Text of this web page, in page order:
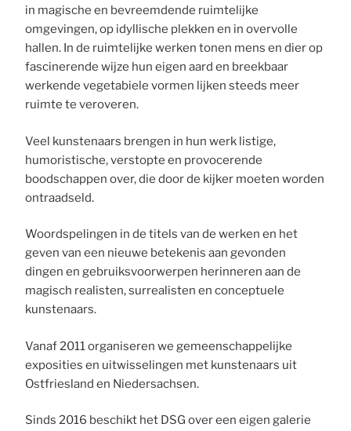
in magische en bevreemdende ruimtelijke
omgevingen, op idyllische plekken en in overvolle
hallen. In de ruimtelijke werken tonen mens en dier op
fascinerende wijze hun eigen aard en breekbaar
werkende vegetabiele vormen lijken steeds meer
ruimte te veroveren.
Veel kunstenaars brengen in hun werk listige,
humoristische, verstopte en provocerende
boodschappen over, die door de kijker moeten worden
ontraadseld.
Woordspelingen in de titels van de werken en het
geven van een nieuwe betekenis aan gevonden
dingen en gebruiksvoorwerpen herinneren aan de
magisch realisten, surrealisten en conceptuele
kunstenaars.
Vanaf 2011 organiseren we gemeenschappelijke
exposities en uitwisselingen met kunstenaars uit
Ostfriesland en Niedersachsen.
Sinds 2016 beschikt het DSG over een eigen galerie